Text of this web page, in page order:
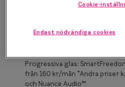
Boka
Enkelslipade glas:
från 95 kr/mån *Andra priser
Progressiva glas:
från 160 kr/mån *Andra priser
och Nuance Audio™
Cookie-
Endast nödvändiga cookies